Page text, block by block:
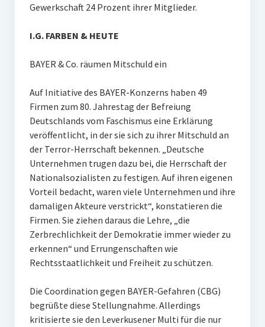
Gewerkschaft 24 Prozent ihrer Mitglieder.
I.G. FARBEN & HEUTE
BAYER & Co. räumen Mitschuld ein
Auf Initiative des BAYER-Konzerns haben 49
Firmen zum 80. Jahrestag der Befreiung
Deutschlands vom Faschismus eine Erklärung
veröffentlicht, in der sie sich zu ihrer Mitschuld an
der Terror-Herrschaft bekennen. „Deutsche
Unternehmen trugen dazu bei, die Herrschaft der
Nationalsozialisten zu festigen. Auf ihren eigenen
Vorteil bedacht, waren viele Unternehmen und ihre
damaligen Akteure verstrickt“, konstatieren die
Firmen. Sie ziehen daraus die Lehre, „die
Zerbrechlichkeit der Demokratie immer wieder zu
erkennen“ und Errungenschaften wie
Rechtsstaatlichkeit und Freiheit zu schützen.
Die Coordination gegen BAYER-Gefahren (CBG)
begrüßte diese Stellungnahme. Allerdings
kritisierte sie den Leverkusener Multi für die nur